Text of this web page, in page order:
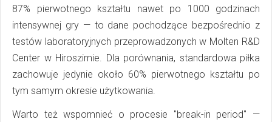
87% pierwotnego kształtu nawet po 1000 godzinach
intensywnej gry — to dane pochodzące bezpośrednio z
testów laboratoryjnych przeprowadzonych w Molten R&D
Center w Hiroszimie. Dla porównania, standardowa piłka
zachowuje jedynie około 60% pierwotnego kształtu po
tym samym okresie użytkowania.
Warto też wspomnieć o procesie "break-in period" —